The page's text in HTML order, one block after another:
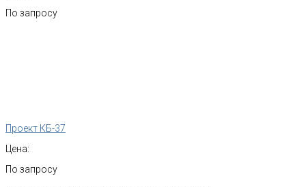
По запросу
Проект КБ-37
Цена:
По запросу